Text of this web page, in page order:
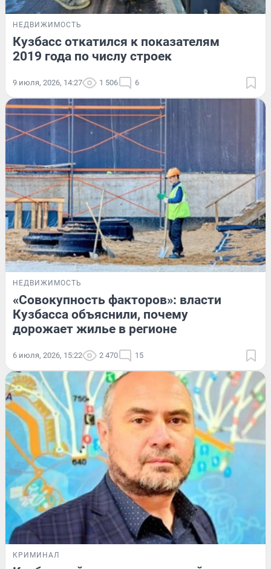
НЕДВИЖИМОСТЬ
Кузбасс откатился к показателям
2019 года по числу строек
9 июля, 2026, 14:27 1 506 6
НЕДВИЖИМОСТЬ
«Совокупность факторов»: власти
Кузбасса объяснили, почему
дорожает жилье в регионе
6 июля, 2026, 15:22 2 470 15
КРИМИНАЛ